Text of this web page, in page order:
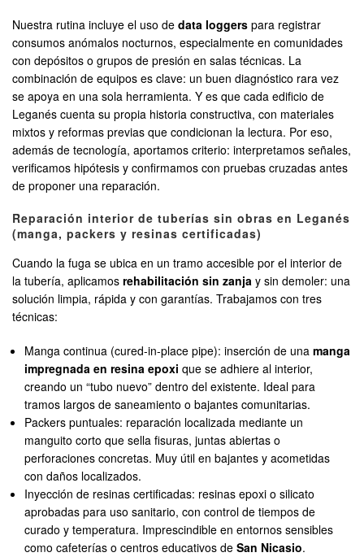
Nuestra rutina incluye el uso de data loggers para registrar
consumos anómalos nocturnos, especialmente en comunidades
con depósitos o grupos de presión en salas técnicas. La
combinación de equipos es clave: un buen diagnóstico rara vez
se apoya en una sola herramienta. Y es que cada edificio de
Leganés cuenta su propia historia constructiva, con materiales
mixtos y reformas previas que condicionan la lectura. Por eso,
además de tecnología, aportamos criterio: interpretamos señales,
verificamos hipótesis y confirmamos con pruebas cruzadas antes
de proponer una reparación.
Reparación interior de tuberías sin obras en Leganés
(manga, packers y resinas certificadas)
Cuando la fuga se ubica en un tramo accesible por el interior de
la tubería, aplicamos rehabilitación sin zanja y sin demoler: una
solución limpia, rápida y con garantías. Trabajamos con tres
técnicas:
Manga continua (cured-in-place pipe): inserción de unamanga
impregnada en resina epoxi que se adhiere al interior,
creando un “tubo nuevo” dentro del existente. Ideal para
tramos largos de saneamiento o bajantes comunitarias.
Packers puntuales: reparación localizada mediante un
manguito corto que sella fisuras, juntas abiertas o
perforaciones concretas. Muy útil en bajantes y acometidas
con daños localizados.
Inyección de resinas certificadas: resinas epoxi o silicato
aprobadas para uso sanitario, con control de tiempos de
curado y temperatura. Imprescindible en entornos sensibles
como cafeterías o centros educativos deSan Nicasio.